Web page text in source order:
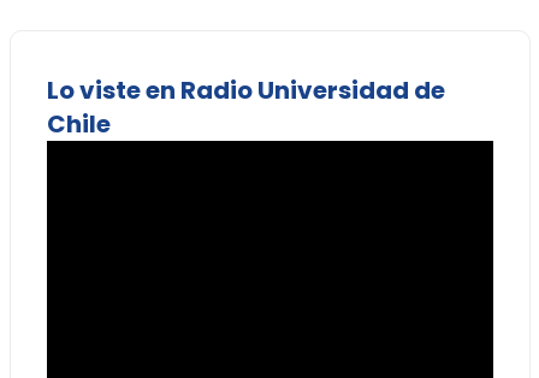
Lo viste en Radio Universidad de
Chile